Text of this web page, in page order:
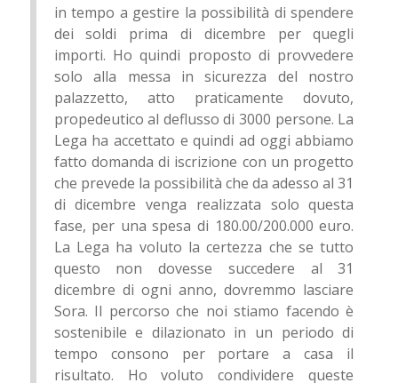
in tempo a gestire la possibilità di spendere
dei soldi prima di dicembre per quegli
importi. Ho quindi proposto di provvedere
solo alla messa in sicurezza del nostro
palazzetto, atto praticamente dovuto,
propedeutico al deflusso di 3000 persone. La
Lega ha accettato e quindi ad oggi abbiamo
fatto domanda di iscrizione con un progetto
che prevede la possibilità che da adesso al 31
di dicembre venga realizzata solo questa
fase, per una spesa di 180.00/200.000 euro.
La Lega ha voluto la certezza che se tutto
questo non dovesse succedere al 31
dicembre di ogni anno, dovremmo lasciare
Sora. Il percorso che noi stiamo facendo è
sostenibile e dilazionato in un periodo di
tempo consono per portare a casa il
risultato. Ho voluto condividere queste